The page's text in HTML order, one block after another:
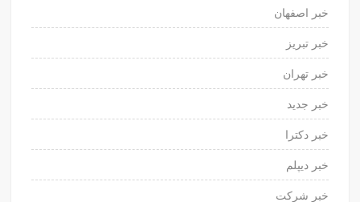
خبر اصفهان
خبر تبریز
خبر تهران
خبر جدید
خبر دکترا
خبر دیپلم
خبر شرکت